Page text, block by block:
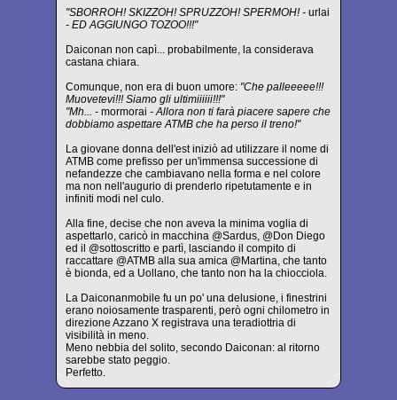
"SBORROH! SKIZZOH! SPRUZZOH! SPERMOH! - urlai
- ED AGGIUNGO TOZOO!!!"
Daiconan non capì... probabilmente, la considerava
castana chiara.
Comunque, non era di buon umore: "Che palleeeee!!!
Muovetevi!!! Siamo gli ultimiiiiii!!!"
"Mh... - mormorai - Allora non ti farà piacere sapere che
dobbiamo aspettare ATMB che ha perso il treno!"
La giovane donna dell'est iniziò ad utilizzare il nome di
ATMB come prefisso per un'immensa successione di
nefandezze che cambiavano nella forma e nel colore
ma non nell'augurio di prenderlo ripetutamente e in
infiniti modi nel culo.
Alla fine, decise che non aveva la minima voglia di
aspettarlo, caricò in macchina @Sardus, @Don Diego
ed il @sottoscritto e partì, lasciando il compito di
raccattare @ATMB alla sua amica @Martina, che tanto
è bionda, ed a Uollano, che tanto non ha la chiocciola.
La Daiconanmobile fu un po' una delusione, i finestrini
erano noiosamente trasparenti, però ogni chilometro in
direzione Azzano X registrava una teradiottria di
visibilità in meno.
Meno nebbia del solito, secondo Daiconan: al ritorno
sarebbe stato peggio.
Perfetto.